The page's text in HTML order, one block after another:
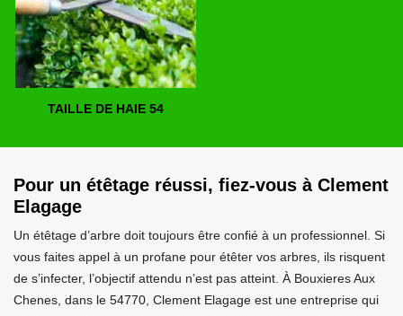
TAILLE DE HAIE 54
Pour un étêtage réussi, fiez-vous à Clement
Elagage
Un étêtage d’arbre doit toujours être confié à un professionnel. Si
vous faites appel à un profane pour étêter vos arbres, ils risquent
de s’infecter, l’objectif attendu n’est pas atteint. À Bouxieres Aux
Chenes, dans le 54770, Clement Elagage est une entreprise qui